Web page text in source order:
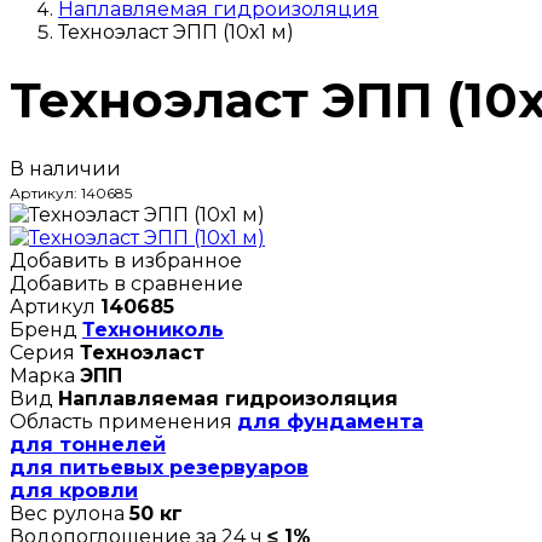
Наплавляемая гидроизоляция
Техноэласт ЭПП (10х1 м)
Техноэласт ЭПП
В наличии
Артикул: 140685
Добавить в избранное
Добавить в сравнение
Артикул 140685
Бренд Технониколь
Серия Техноэласт
Марка ЭПП
Вид Наплавляемая гидроизоляция
Область применения для фундамента
для тоннелей
для питьевых резервуаров
для кровли
Вес рулона 50 кг
Водопоглощение за 24 ч ≤ 1%